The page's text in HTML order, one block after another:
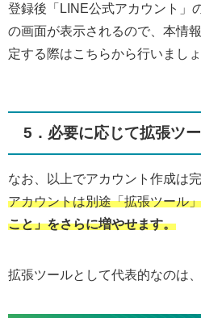
登録後「LINE公式アカウント」
の画面が表示されるので、本情
定する際はこちらから行いましょ
5．必要に応じて拡張ツ
なお、以上でアカウント作成は完
アカウントは別途「拡張ツール
こと」をさらに増やせます。
拡張ツールとして代表的なのは、